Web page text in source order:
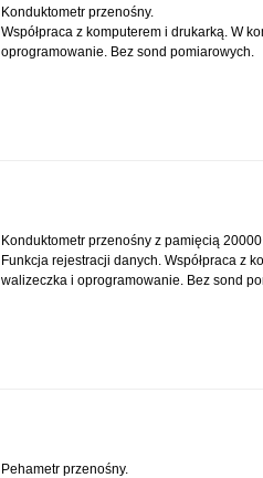
Konduktometr przenośny.
Współpraca z komputerem i drukarką. W
oprogramowanie. Bez sond pomiarowych.
Konduktometr przenośny z pamięcią
Funkcja rejestracji danych. Współpraca z
walizeczka i oprogramowanie. Bez sond
Pehametr przenośny.